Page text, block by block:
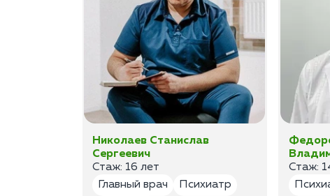
Николаев Станислав
Сергеевич
Стаж: 16 лет
Главный врач
Психиатр
Стаж: